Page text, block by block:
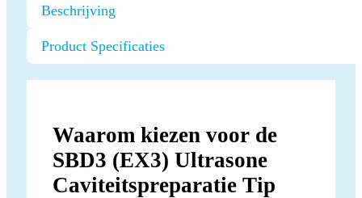
Beschrijving
Product Specificaties
Waarom kiezen voor de
SBD3 (EX3) Ultrasone
Caviteitspreparatie Tip